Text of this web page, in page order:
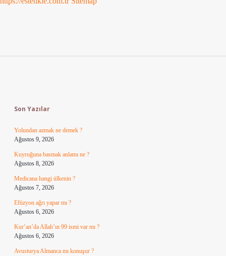
Son Yazılar
Yolundan azmak ne demek ?
Ağustos 9, 2026
Kuyruğuna basmak anlamı ne ?
Ağustos 8, 2026
Medicana hangi ülkenin ?
Ağustos 7, 2026
Efüzyon ağrı yapar mı ?
Ağustos 6, 2026
Kur’an’da Allah’ın 99 ismi var mı ?
Ağustos 6, 2026
Avusturya Almanca mı konuşur ?